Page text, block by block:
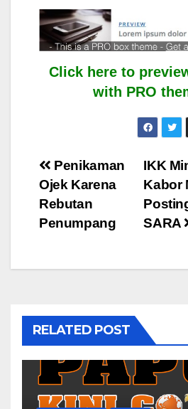
Click here to
with PRO
Post
navigation
IKK
Kabor
SARA
Penikaman
Ojek Karena
Rebutan
Penumpang
RELATED POST